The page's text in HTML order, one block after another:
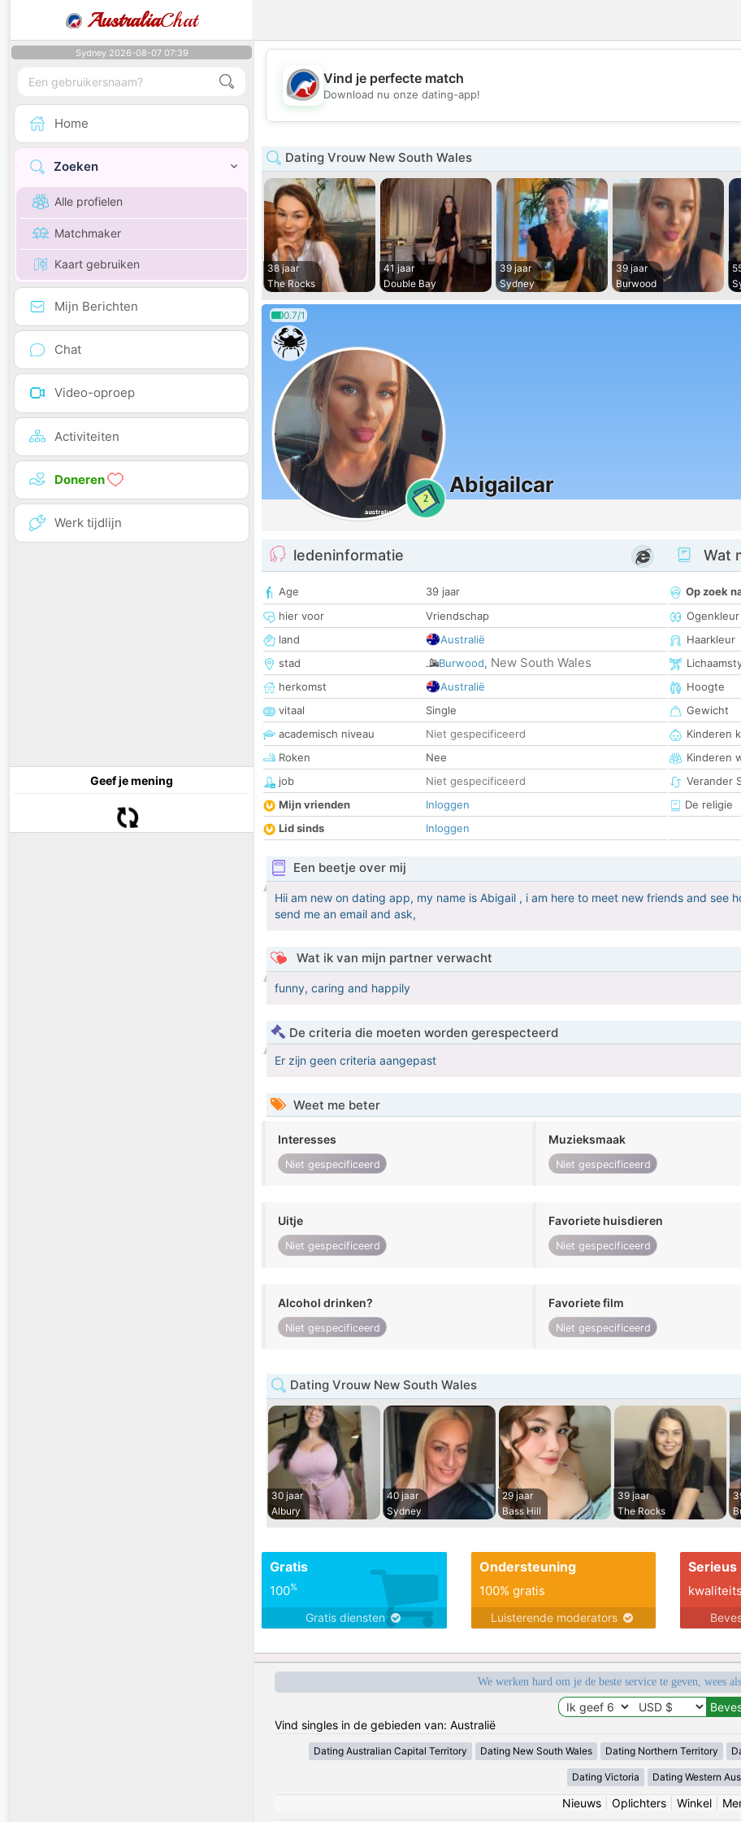
AustraliaChat
Sydney 2026-08-07 07:39
Home
Zoeken
Alle profielen
Matchmaker
Kaart gebruiken
Mijn Berichten
Chat
Video-oproep
Activiteiten
Doneren
Werk tijdlijn
Geef je mening
💕
Vind je perfecte match
Download nu onze dating-app!
Dating Vrouw New South Wales
38 jaar
The Rocks
41 jaar
Double Bay
39 jaar
Sydney
39 jaar
Burwood
0.7/1
2
Abigailcar
ledeninformatie
Age
39 jaar
hier voor
Vriendschap
land
Australië
stad
Burwood, New South Wales
herkomst
Australië
vitaal
Single
academisch niveau
Niet gespecificeerd
Roken
Nee
job
Niet gespecificeerd
Mijn vrienden
Inloggen
Lid sinds
Inloggen
Wat
Op zoek
Ogenkleur
Haarkleur
Hoogte
Gewicht
Kinderen
Kinderen
Verander
De religie
Een beetje over mij
Hii am new on dating app, my name is Abigail , i am here to meet new friends and
send me an email and ask,
Wat ik van mijn partner verwacht
funny, caring and happily
De criteria die moeten worden gerespecteerd
Er zijn geen criteria aangepast
Weet me beter
Interesses
Niet gespecificeerd
Muzieksmaak
Niet gespecificeerd
Uitje
Niet gespecificeerd
Favoriete huisdieren
Niet gespecificeerd
Alcohol drinken?
Niet gespecificeerd
Favoriete film
Niet gespecificeerd
Dating Vrouw New South Wales
30 jaar
Albury
40 jaar
Sydney
29 jaar
Bass Hill
39 jaar
The Rocks
Gratis
100%
Gratis diensten
Ondersteuning
100% gratis
Luisterende moderators
Serieus
We werken hard om je de beste service te geven, wees
Vind singles in de gebieden van: Australië
Dating Australian Capital Territory Dating New South Wales Dating Northern Territory
Dating Victoria Dating Western
Nieuws| Oplichters| Winkel|